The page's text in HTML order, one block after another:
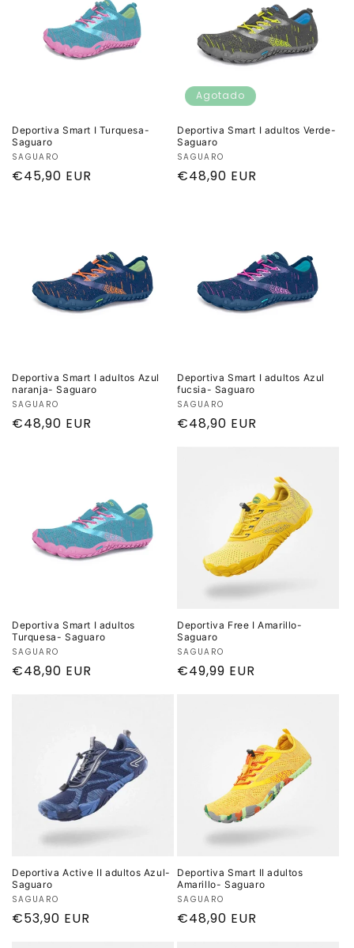
Deportiva Smart I Turquesa-
Saguaro
Proveedor:
SAGUARO
Precio
€45,90 EUR
Agotado
Deportiva Smart I adultos Verde-
Saguaro
Proveedor:
SAGUARO
Precio
€48,90 EUR
Deportiva Smart I adultos Azul
naranja- Saguaro
Proveedor:
SAGUARO
Precio
€48,90 EUR
Deportiva Smart I adultos Azul
fucsia- Saguaro
Proveedor:
SAGUARO
Precio
€48,90 EUR
Deportiva Smart I adultos
Turquesa- Saguaro
Proveedor:
SAGUARO
Precio
€48,90 EUR
Deportiva Free I Amarillo-
Saguaro
Proveedor:
SAGUARO
Precio
€49,99 EUR
Deportiva Active II adultos Azul-
Saguaro
Proveedor:
SAGUARO
Precio
€53,90 EUR
Deportiva Smart II adultos
Amarillo- Saguaro
Proveedor:
SAGUARO
Precio
€48,90 EUR